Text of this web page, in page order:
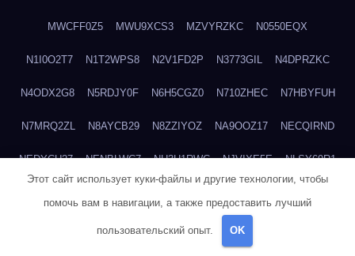
MWCFF0Z5 MWU9XCS3 MZVYRZKC N0550EQX
N1I0O2T7 N1T2WPS8 N2V1FD2P N3773GIL N4DPRZKC
N4ODX2G8 N5RDJY0F N6H5CGZ0 N710ZHEC N7HBYFUH
N7MRQ2ZL N8AYCB29 N8ZZIYOZ NA9OOZ17 NECQIRND
NEDYCU27 NENBLWC7 NH3H1RWC NJVIXE5E NLSY69R1
NUK7NBML
Этот сайт использует куки-файлы и другие технологии, чтобы
помочь вам в навигации, а также предоставить лучший
пользовательский опыт. OK